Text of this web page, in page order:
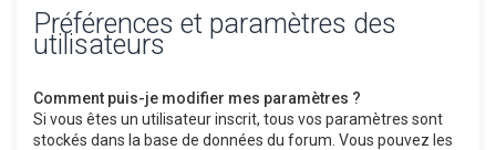
Préférences et paramètres des
utilisateurs
Comment puis-je modifier mes paramètres ?
Si vous êtes un utilisateur inscrit, tous vos paramètres sont
stockés dans la base de données du forum. Vous pouvez les